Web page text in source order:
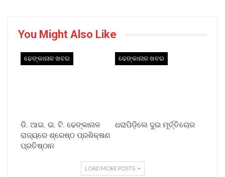
You Might Also Like
ଢେଙ୍କାନାଳ ଖବର
ଡି. ଆଇ. ଇ. ଟି. ଢେଙ୍କାନାଳ
ରାଜ୍ୟରେ ଶ୍ରେଷ୍ଠ ପ୍ରଶିକ୍ଷଣ
ପ୍ରତିଷ୍ଠାନ
ଢେଙ୍କାନାଳ ଖବର
ଧରାପିଡ଼ିଲେ ଦୁଇ ମୂର୍ତ୍ତିଚୋର
LOAD MORE POSTS